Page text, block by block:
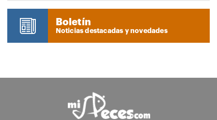
Boletín
Noticias destacadas y novedades